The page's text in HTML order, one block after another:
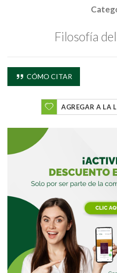
Filosofía
CÓMO CITAR
AGREGAR A LA